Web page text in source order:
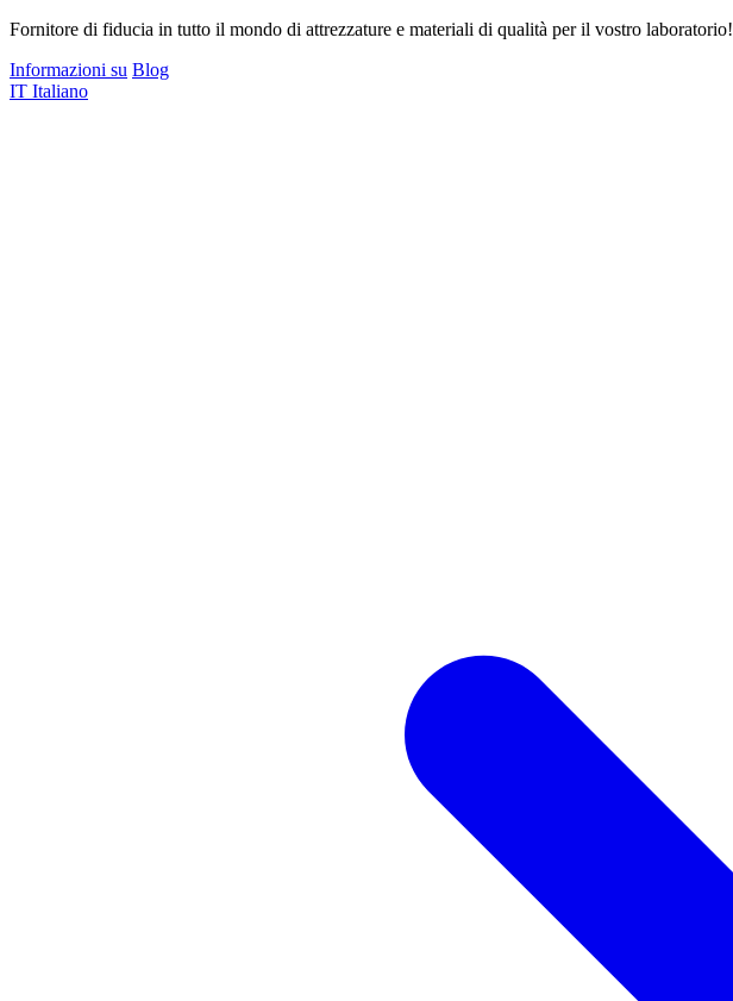
Fornitore di fiducia in tutto il mondo di attrezzature e materiali di qualità per il vostro laboratorio!
Informazioni su Blog
IT Italiano